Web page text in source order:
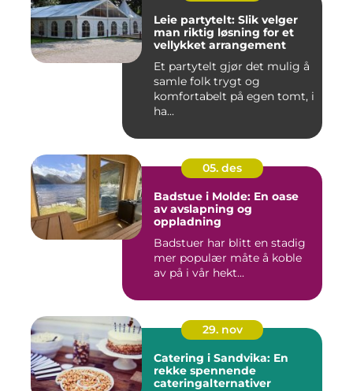
Leie partytelt: Slik velger
man riktig løsning for et
vellykket arrangement
Et partytelt gjør det mulig å
samle folk trygt og
komfortabelt på egen tomt, i
ha...
05. des
Badstue i Molde: En oase
av avslapning og
oppladning
Badstuer har blitt en stadig
mer populær måte å koble
av på i vår hekt...
29. nov
Catering i Sandvika: En
rekke spennende
cateringalternativer